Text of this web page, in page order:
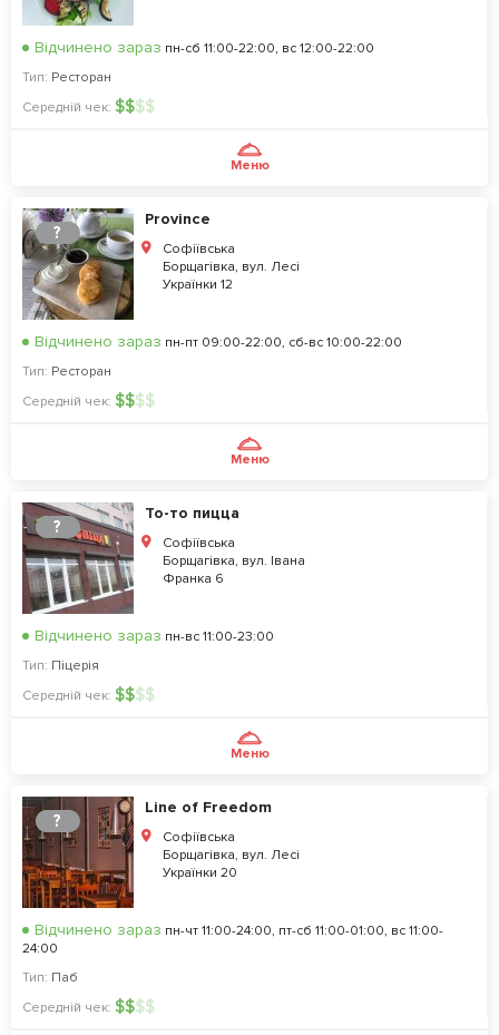
Відчинено зараз пн-сб 11:00-22:00, вс 12:00-22:00
Тип: Ресторан
Середній чек: $$$$
Меню
?
Province
Софіївська
Борщагівка, вул. Лесі
Українки 12
Відчинено зараз пн-пт 09:00-22:00, сб-вс 10:00-22:00
Тип: Ресторан
Середній чек: $$$$
Меню
?
То-то пицца
Софіївська
Борщагівка, вул. Івана
Франка 6
Відчинено зараз пн-вс 11:00-23:00
Тип: Піцерія
Середній чек: $$$$
Меню
?
Line of Freedom
Софіївська
Борщагівка, вул. Лесі
Українки 20
Відчинено зараз пн-чт 11:00-24:00, пт-сб 11:00-01:00, вс 11:00-
24:00
Тип: Паб
Середній чек: $$$$